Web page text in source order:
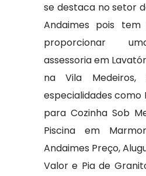
se destaca no setor
Andaimes pois
proporcionar
assessoria em
na Vila Medeiros,
especialidades como
para Cozinha Sob
Piscina em
Andaimes Preço,
Valor e Pia de